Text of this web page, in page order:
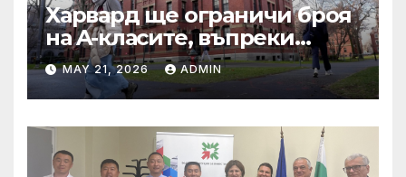
Харвард ще ограничи броя
на A-класите, въпреки
силната съпротива на
студентите
MAY 21, 2026 ADMIN